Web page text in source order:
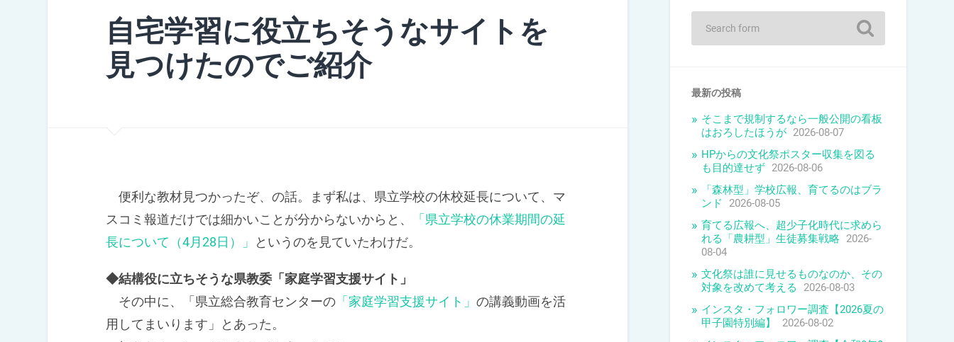
自宅学習に役立ちそうなサイトを
見つけたのでご紹介
便利な教材見つかったぞ、の話。まず私は、県立学校の休校延長について、マ
スコミ報道だけでは細かいことが分からないからと、
「県立学校の休業期間の延
長について（4月28日）」
というのを見ていたわけだ。
◆結構役に立ちそうな県教委「家庭学習支援サイト」
その中に、「県立総合教育センターの「家庭学習支援サイト」 の講義動画を活
用してまいります」とあった。
最新の投稿
そこまで規制するなら一般公開の看板
はおろしたほうが 2026-08-07
HPからの文化祭ポスター収集を図る
も目的達せず 2026-08-06
「森林型」学校広報、育てるのはブラ
ンド
2026-08-05
育てる広報へ、超少子化時代に求めら
れる「農耕型」生徒募集戦略 2026-
08-04
文化祭は誰に見せるものなのか、その
対象を改めて考える
2026-08-03
インスタ・フォロワー調査【2026夏の
甲子園特別編】
2026-08-02